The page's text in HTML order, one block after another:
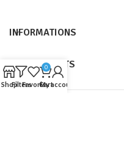
INFORMATIONS
NOS PRODUITS
ShopFiltersFavoris
0
Cart
My account